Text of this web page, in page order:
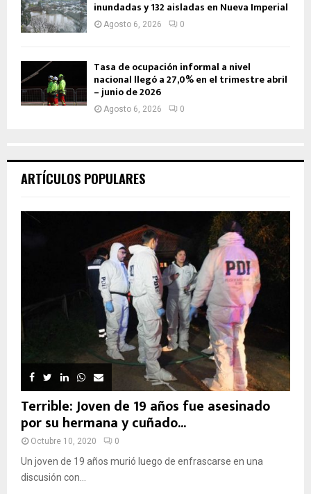
inundadas y 132 aisladas en Nueva Imperial
Agosto 6, 2026 0
Tasa de ocupación informal a nivel
nacional llegó a 27,0% en el trimestre abril
– junio de 2026
Agosto 6, 2026 0
ARTÍCULOS POPULARES
Terrible: Joven de 19 años fue asesinado
por su hermana y cuñado...
Octubre 10, 2020 0
Un joven de 19 años murió luego de enfrascarse en una
discusión con...